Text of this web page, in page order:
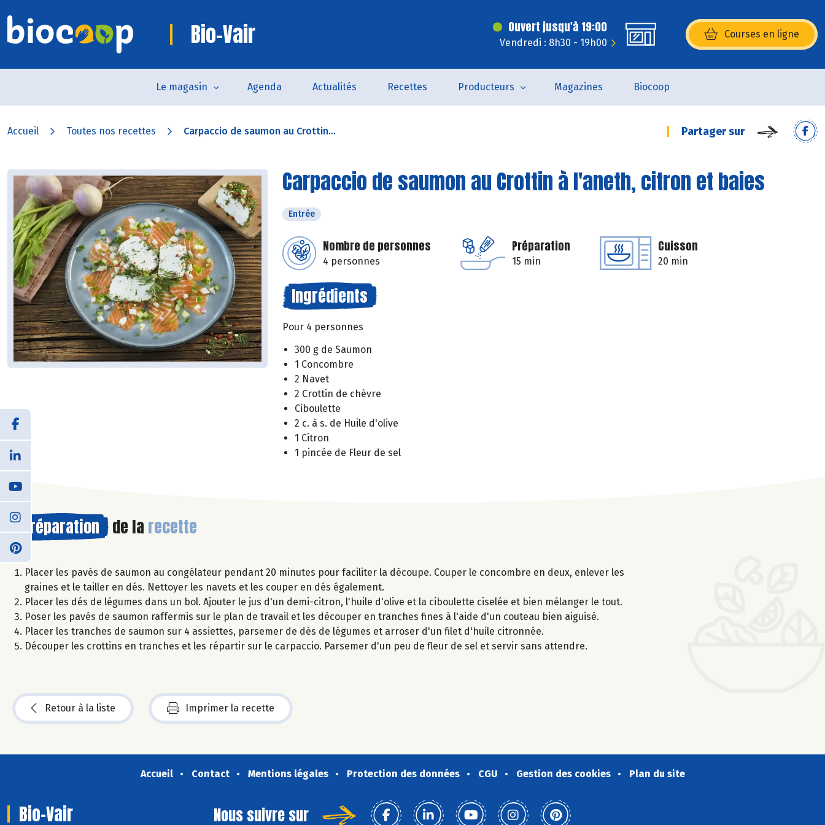
Bio-Vair Ouvert jusqu'à 19:00
Vendredi : 8h30 - 19h00
Courses en ligne
(s’ouvre dans une nouvelle
Le magasin Agenda Actualités Recettes Producteurs Magazines Biocoop
Accueil Toutes nos recettes Carpaccio de saumon au Crottin... Partager sur
Carpaccio de saumon au Crottin à l'aneth, citron et baies
Entrée
Nombre de personnes
4 personnes
Préparation
15 min
Cuisson
20 min
Ingrédients
Pour 4 personnes
300 g de Saumon
1 Concombre
2 Navet
2 Crottin de chèvre
Ciboulette
2 c. à s. de Huile d'olive
1 Citron
1 pincée de Fleur de sel
Préparation de la recette
Placer les pavés de saumon au congélateur pendant 20 minutes pour faciliter la découpe. Couper le concombre en deux, enlever les
graines et le tailler en dés. Nettoyer les navets et les couper en dés également.
Placer les dés de légumes dans un bol. Ajouter le jus d'un demi-citron, l'huile d'olive et la ciboulette ciselée et bien mélanger le tout.
Poser les pavés de saumon raffermis sur le plan de travail et les découper en tranches fines à l'aide d'un couteau bien aiguisé.
Placer les tranches de saumon sur 4 assiettes, parsemer de dés de légumes et arroser d'un filet d'huile citronnée.
Découper les crottins en tranches et les répartir sur le carpaccio. Parsemer d'un peu de fleur de sel et servir sans attendre.
Retour à la liste Imprimer la recette
Accueil Contact Mentions légales Protection des données CGU Gestion des cookies Plan du site
Bio-Vair Nous suivre sur